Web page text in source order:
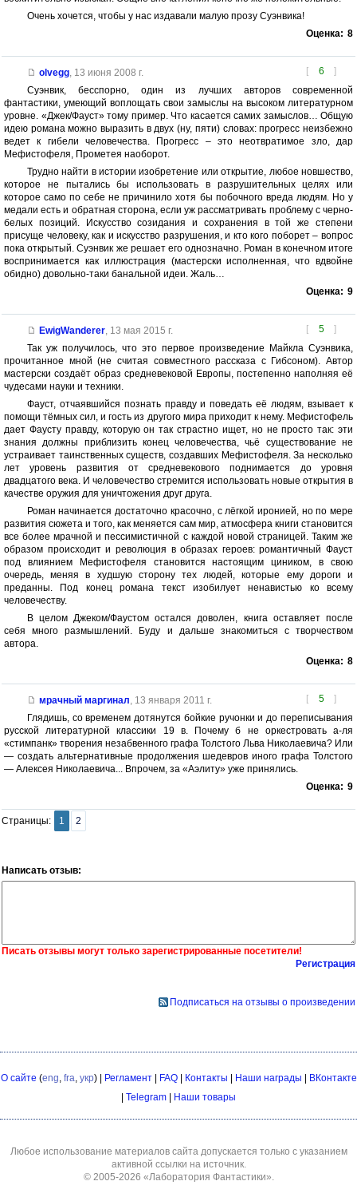
Очень хочется, чтобы у нас издавали малую прозу Суэнвика!
Оценка: 8
[ 6 ]
olvegg, 13 июня 2008 г.
Суэнвик, бесспорно, один из лучших авторов современной
фантастики, умеющий воплощать свои замыслы на высоком литературном
уровне. «Джек/Фауст» тому пример. Что касается самих замыслов… Общую
идею романа можно выразить в двух (ну, пяти) словах: прогресс неизбежно
ведет к гибели человечества. Прогресс – это неотвратимое зло, дар
Мефистофеля, Прометея наоборот.
Трудно найти в истории изобретение или открытие, любое новшество,
которое не пытались бы использовать в разрушительных целях или
которое само по себе не причинило хотя бы побочного вреда людям. Но у
медали есть и обратная сторона, если уж рассматривать проблему с черно-
белых позиций. Искусство созидания и сохранения в той же степени
присуще человеку, как и искусство разрушения, и кто кого поборет – вопрос
пока открытый. Суэнвик же решает его однозначно. Роман в конечном итоге
воспринимается как иллюстрация (мастерски исполненная, что вдвойне
обидно) довольно-таки банальной идеи. Жаль…
Оценка: 9
[ 5 ]
EwigWanderer, 13 мая 2015 г.
Так уж получилось, что это первое произведение Майкла Суэнвика,
прочитанное мной (не считая совместного рассказа с Гибсоном). Автор
мастерски создаёт образ средневековой Европы, постепенно наполняя её
чудесами науки и техники.
Фауст, отчаявшийся познать правду и поведать её людям, взывает к
помощи тёмных сил, и гость из другого мира приходит к нему. Мефистофель
дает Фаусту правду, которую он так страстно ищет, но не просто так: эти
знания должны приблизить конец человечества, чьё существование не
устраивает таинственных существ, создавших Мефистофеля. За несколько
лет уровень развития от средневекового поднимается до уровня
двадцатого века. И человечество стремится использовать новые открытия в
качестве оружия для уничтожения друг друга.
Роман начинается достаточно красочно, с лёгкой иронией, но по мере
развития сюжета и того, как меняется сам мир, атмосфера книги становится
все более мрачной и пессимистичной с каждой новой страницей. Таким же
образом происходит и революция в образах героев: романтичный Фауст
под влиянием Мефистофеля становится настоящим циником, в свою
очередь, меняя в худшую сторону тех людей, которые ему дороги и
преданны. Под конец романа текст изобилует ненавистью ко всему
человечеству.
В целом Джеком/Фаустом остался доволен, книга оставляет после
себя много размышлений. Буду и дальше знакомиться с творчеством
автора.
Оценка: 8
[ 5 ]
мрачный маргинал, 13 января 2011 г.
Глядишь, со временем дотянутся бойкие ручонки и до переписывания
русской литературной классики 19 в. Почему б не оркестровать а-ля
«стимпанк» творения незабвенного графа Толстого Льва Николаевича? Или
— создать альтернативные продолжения шедевров иного графа Толстого
— Алексея Николаевича... Впрочем, за «Аэлиту» уже принялись.
Оценка: 9
Страницы: 1 2
Написать отзыв:
Писать отзывы могут только зарегистрированные посетители!
Регистрация
Подписаться на отзывы о произведении
О сайте (eng, fra, укр) | Регламент| FAQ| Контакты Наши награды
ВКонтакте
Telegram Наши товары
Любое использование материалов сайта допускается только с указанием
активной ссылки на источник.
© 2005-2026 «Лаборатория Фантастики».